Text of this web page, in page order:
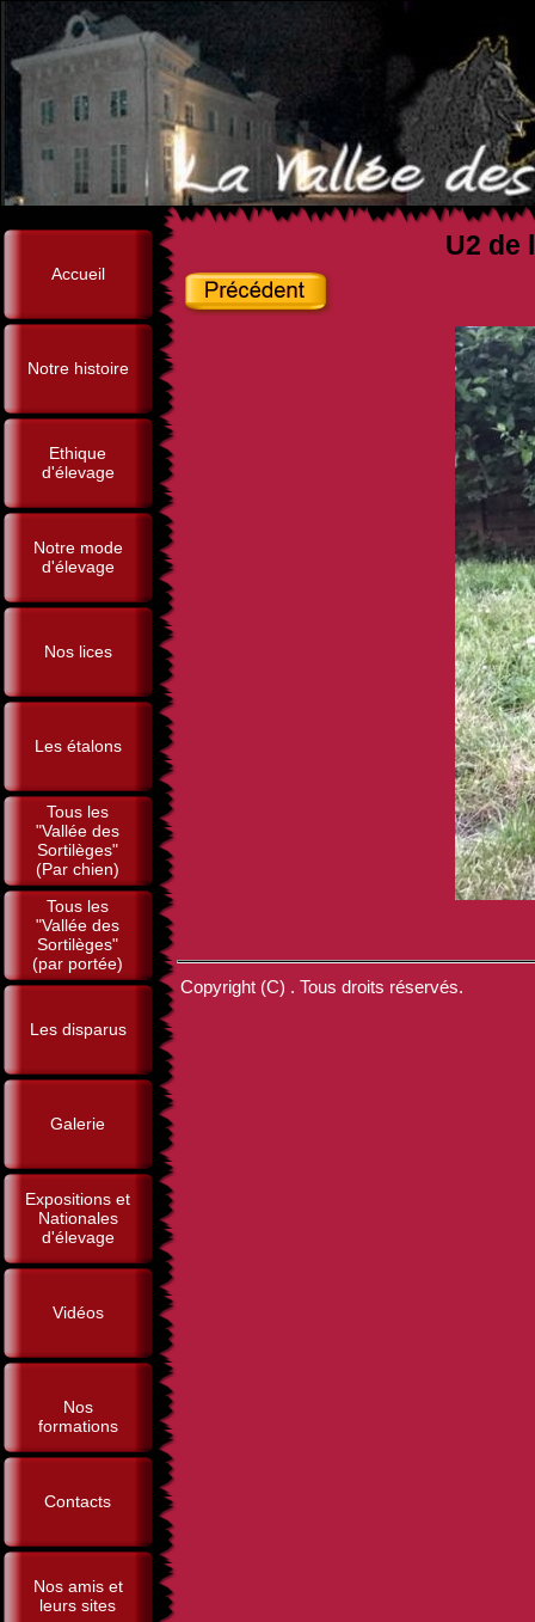
Accueil
Notre histoire
Ethique
d'élevage
Notre mode
d'élevage
Nos lices
Les étalons
Tous les
"Vallée des
Sortilèges"
(Par chien)
Tous les
"Vallée des
Sortilèges"
(par portée)
Les disparus
Galerie
Expositions et
Nationales
d'élevage
Vidéos
Nos
formations
Contacts
Nos amis et
leurs sites
U2 de
Copyright (C) . Tous droits réservés.